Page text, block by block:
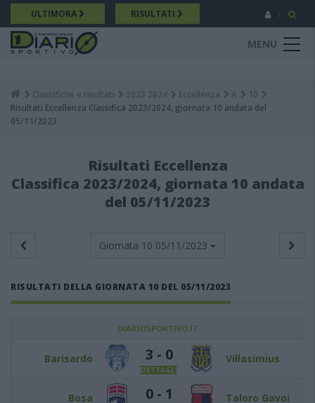
Salta
al
contenuto
principale
ULTIMORA RISULTATI
MENU
Breadcrumb
Classifiche e risultati 2023 2024 Eccellenza A
10
Risultati Eccellenza Classifica 2023/2024, giornata 10 andata del
05/11/2023
Risultati Eccellenza
Classifica 2023/2024, giornata 10 andata
del 05/11/2023
Giornata 10 05/11/2023
RISULTATI DELLA GIORNATA 10 DEL 05/11/2023
DIARIOSPORTIVO.IT
Barisardo 3 - 0
DETTAGLI
Villasimius
Bosa 0 - 1 Taloro Gavoi